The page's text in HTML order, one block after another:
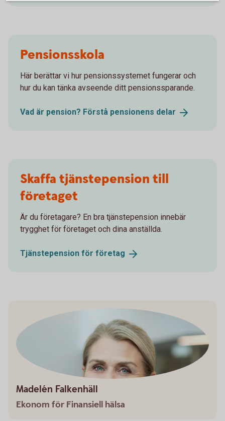
Pensionsskola
Här berättar vi hur pensionssystemet fungerar och
hur du kan tänka avseende ditt pensionssparande.
Vad är pension? Förstå pensionens delar
Skaffa tjänstepension till
företaget
Är du företagare? En bra tjänstepension innebär
trygghet för företaget och dina anställda.
Tjänstepension för företag
Madelén Falkenhäll
Ekonom för Finansiell hälsa